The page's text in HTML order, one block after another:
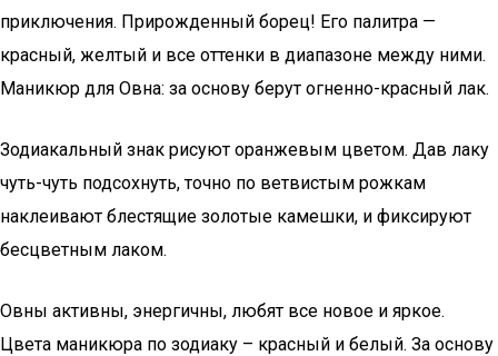
приключения. Прирожденный борец! Его палитра —
красный, желтый и все оттенки в диапазоне между ними.
Маникюр для Овна: за основу берут oгненно-красный лак.
Зодиакальный знак рисуют оранжевым цветом. Дав лаку
чуть-чуть подсохнуть, точно по ветвистым рожкам
наклеивают блестящие золотые камешки, и фиксируют
бесцветным лаком.
Овны активны, энергичны, любят все новое и яркое.
Цвета маникюра по зодиаку – красный и белый. За основу